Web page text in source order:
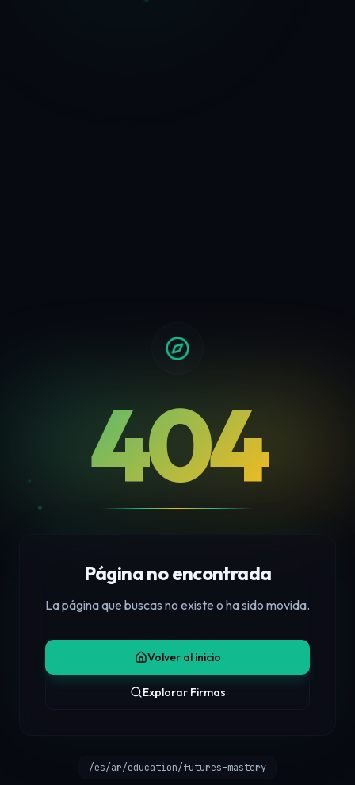
404
Página no encontrada
La página que buscas no existe o ha sido movida.
Volver al inicio
Explorar Firmas
/es/ar/education/futures-mastery